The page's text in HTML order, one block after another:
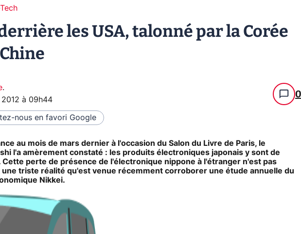
les USA, talonné par la Corée
.
à 09h44 0
nous en favori Google
au mois de mars dernier à l'occasion du Salon du Livre de Paris, le
l'a amèrement constaté : les produits électroniques japonais y sont de
Cette perte de présence de l'électronique nippone à l'étranger n'est pas
triste réalité qu'est venue récemment corroborer une étude annuelle du
Nikkei.